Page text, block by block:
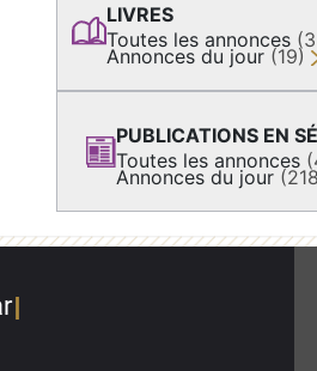
LIVRES
Toutes les annonces
Annonces du jour (19)
PUBLICATIONS EN
Toutes les annonces
Annonces du jour